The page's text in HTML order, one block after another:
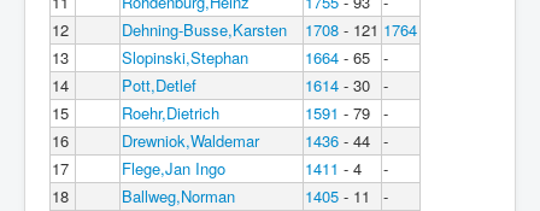
12
Dehning-Busse,Karsten 1708 - 121 1764
13
Slopinski,Stephan 1664 - 65 -
14
Pott,Detlef 1614 - 30 -
15
Roehr,Dietrich 1591 - 79 -
16
Drewniok,Waldemar 1436 - 44 -
17
Flege,Jan Ingo 1411 - 4
-
18
Ballweg,Norman 1405 - 11
-